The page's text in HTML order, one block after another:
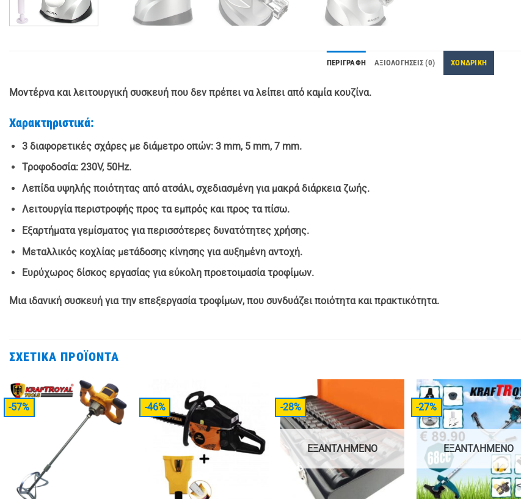
ΠΕΡΙΓΡΑΦΉ ΑΞΙΟΛΟΓΉΣΕΙΣ (0) ΧΟΝΔΡΙΚΗ
Μοντέρνα και λειτουργική συσκευή που δεν πρέπει να λείπει από καμία κουζίνα.
Χαρακτηριστικά:
3 διαφορετικές σχάρεςμε διάμετρο οπών: 3 mm, 5 mm, 7 mm.
Τροφοδοσία: 230V, 50Hz.
Λεπίδα υψηλής ποιότηταςαπό ατσάλι, σχεδιασμένη για μακρά διάρκεια ζωής.
Λειτουργία περιστροφήςπρος τα εμπρός και προς τα πίσω.
Εξαρτήματα γεμίσματοςγια περισσότερες δυνατότητες χρήσης.
Μεταλλικός κοχλίας μετάδοσης κίνησηςγια αυξημένη αντοχή.
Ευρύχωρος δίσκος εργασίαςγια εύκολη προετοιμασία τροφίμων.
Μια ιδανική συσκευή για την επεξεργασία τροφίμων, που συνδυάζει ποιότητα και πρακτικότητα.
ΣΧΕΤΙΚΆ ΠΡΟΪΌΝΤΑ
-57% -46% -28%
ΕΞΑΝΤΛΗΜΈΝΟ
-27%
ΕΞΑΝΤΛΗΜΈΝΟ